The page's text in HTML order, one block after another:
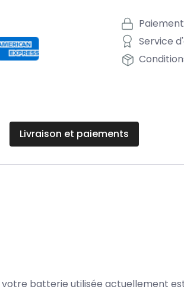
Service
Livraison et paiements
batterie utilisée actuellement